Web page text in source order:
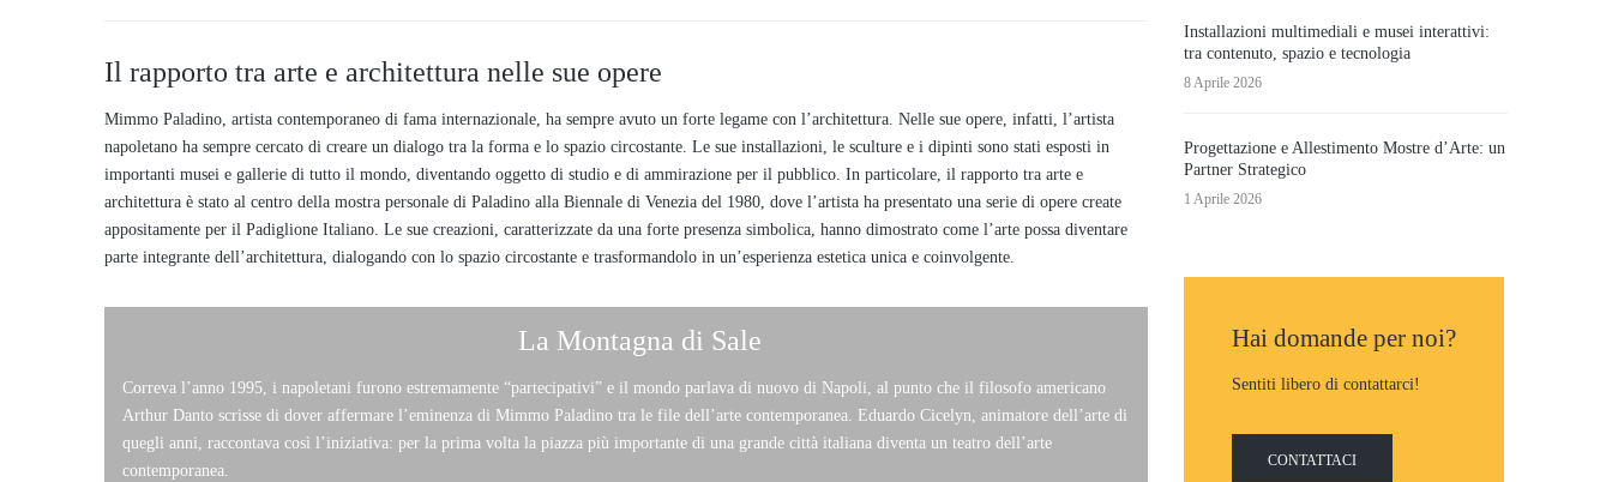
Il rapporto tra arte e architettura nelle sue opere
Mimmo Paladino, artista contemporaneo di fama internazionale, ha sempre avuto un forte legame con l’architettura. Nelle sue opere, infatti, l’artista
napoletano ha sempre cercato di creare un dialogo tra la forma e lo spazio circostante. Le sue installazioni, le sculture e i dipinti sono stati esposti in
importanti musei e gallerie di tutto il mondo, diventando oggetto di studio e di ammirazione per il pubblico. In particolare, il rapporto tra arte e
architettura è stato al centro della mostra personale di Paladino alla Biennale di Venezia del 1980, dove l’artista ha presentato una serie di opere create
appositamente per il Padiglione Italiano. Le sue creazioni, caratterizzate da una forte presenza simbolica, hanno dimostrato come l’arte possa diventare
parte integrante dell’architettura, dialogando con lo spazio circostante e trasformandolo in un’esperienza estetica unica e coinvolgente.
La Montagna di Sale
Correva l’anno 1995, i napoletani furono estremamente “partecipativi” e il mondo parlava di nuovo di Napoli, al punto che il filosofo americano
Arthur Danto scrisse di dover affermare l’eminenza di Mimmo Paladino tra le file dell’arte contemporanea.
Eduardo Cicelyn , animatore dell’arte di
quegli anni, raccontava così l’iniziativa: per la prima volta la piazza più importante di una grande città italiana diventa un teatro dell’arte
contemporanea.
Installazioni multimediali e musei interattivi:
tra contenuto, spazio e tecnologia
8 Aprile 2026
Progettazione e Allestimento Mostre d’Arte: un
Partner Strategico
1 Aprile 2026
Hai domande per noi?
Sentiti libero di contattarci!
CONTATTACI